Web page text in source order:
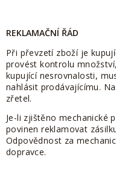
REKLAMAČNÍ ŘÁD
Při převzetí zboží je
provést kontrolu
kupující nesrovnalosti,
nahlásit prodávajícímu.
zřetel.
Je-li zjištěno mechanické
povinen reklamovat
Odpovědnost za
dopravce.